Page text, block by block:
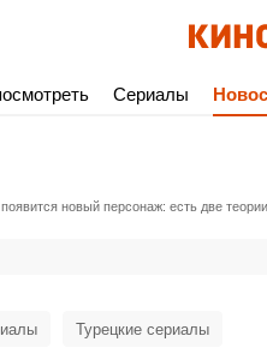
Сериалы
новый персонаж: есть две
Турецкие сериалы